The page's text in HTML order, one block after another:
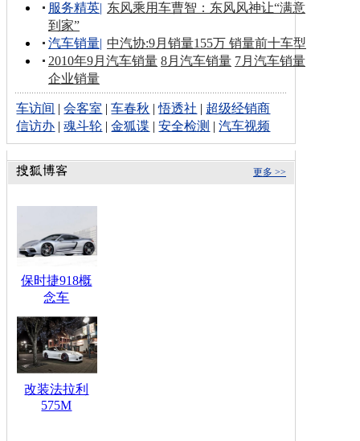
服务精英| 东风乘用车曹智：东风风神让“满意
到家”
汽车销量| 中汽协:9月销量155万 销量前十车型
2010年9月汽车销量 8月汽车销量 7月汽车销量
企业销量
车访间 |会客室 |车春秋 |悟透社 | 超级经销商
信访办 |魂斗轮 |金狐谍 |安全检测 |汽车视频
更多 >>
保时捷918概
念车
改装法拉利
575M